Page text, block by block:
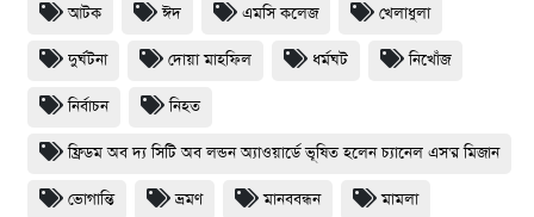
আটক ঈদ এমসি কলেজ খেলাধুলা
দুর্ঘটনা দোয়া মাহফিল ধর্মঘট নিখোঁজ
নির্বাচন নিহত
ফ্রিডম অব দ্য সিটি অব লন্ডন অ্যাওয়ার্ডে ভূষিত হলেন চ্যানেল এস'র মিজান
ভোগান্তি ভ্রমণ মানববন্ধন মামলা